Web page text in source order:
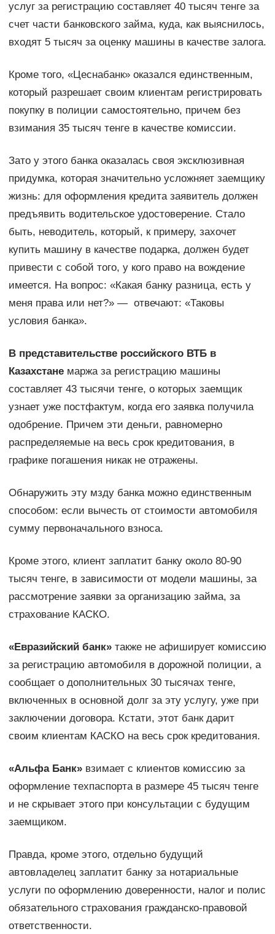
услуг за регистрацию составляет 40 тысяч тенге за
счет части банковского займа, куда, как выяснилось,
входят 5 тысяч за оценку машины в качестве залога.
Кроме того, «Цеснабанк» оказался единственным,
который разрешает своим клиентам регистрировать
покупку в полиции самостоятельно, причем без
взимания 35 тысяч тенге в качестве комиссии.
Зато у этого банка оказалась своя эксклюзивная
придумка, которая значительно усложняет заемщику
жизнь: для оформления кредита заявитель должен
предъявить водительское удостоверение. Стало
быть, неводитель, который, к примеру, захочет
купить машину в качестве подарка, должен будет
привести с собой того, у кого право на вождение
имеется. На вопрос: «Какая банку разница, есть у
меня права или нет?» — отвечают: «Таковы
условия банка».
В представительстве российского ВТБ в
Казахстанемаржа за регистрацию машины
составляет 43 тысячи тенге, о которых заемщик
узнает уже постфактум, когда его заявка получила
одобрение. Причем эти деньги, равномерно
распределяемые на весь срок кредитования, в
графике погашения никак не отражены.
Обнаружить эту мзду банка можно единственным
способом: если вычесть от стоимости автомобиля
сумму первоначального взноса.
Кроме этого, клиент заплатит банку около 80-90
тысяч тенге, в зависимости от модели машины, за
рассмотрение заявки за организацию займа, за
страхование КАСКО.
«Евразийский банк»также не афиширует комиссию
за регистрацию автомобиля в дорожной полиции, а
сообщает о дополнительных 30 тысячах тенге,
включенных в основной долг за эту услугу, уже при
заключении договора. Кстати, этот банк дарит
своим клиентам КАСКО на весь срок кредитования.
«Альфа Банк»взимает с клиентов комиссию за
оформление техпаспорта в размере 45 тысяч тенге
и не скрывает этого при консультации с будущим
заемщиком.
Правда, кроме этого, отдельно будущий
автовладелец заплатит банку за нотариальные
услуги по оформлению доверенности, налог и полис
обязательного страхования гражданско-правовой
ответственности.